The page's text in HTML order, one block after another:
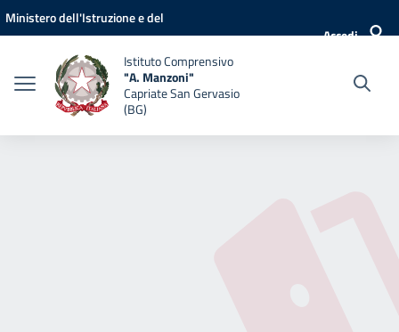
Vai ai contenuti
Vai al menu di navigazione
Vai al footer
Ministero dell'Istruzione e del
Accedi
Istituto Comprensivo
"A. Manzoni"
Capriate San Gervasio
(BG)